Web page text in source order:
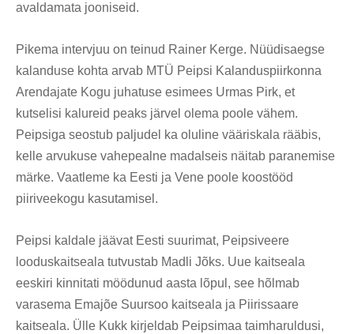
avaldamata jooniseid.
Pikema intervjuu on teinud Rainer Kerge. Nüüdisaegse
kalanduse kohta arvab MTÜ Peipsi Kalanduspiirkonna
Arendajate Kogu juhatuse esimees Urmas Pirk, et
kutselisi kalureid peaks järvel olema poole vähem.
Peipsiga seostub paljudel ka oluline vääriskala rääbis,
kelle arvukuse vahepealne madalseis näitab paranemise
märke. Vaatleme ka Eesti ja Vene poole koostööd
piiriveekogu kasutamisel.
Peipsi kaldale jäävat Eesti suurimat, Peipsiveere
looduskaitseala tutvustab Madli Jõks. Uue kaitseala
eeskiri kinnitati möödunud aasta lõpul, see hõlmab
varasema Emajõe Suursoo kaitseala ja Piirissaare
kaitseala. Ülle Kukk kirjeldab Peipsimaa taimharuldusi,